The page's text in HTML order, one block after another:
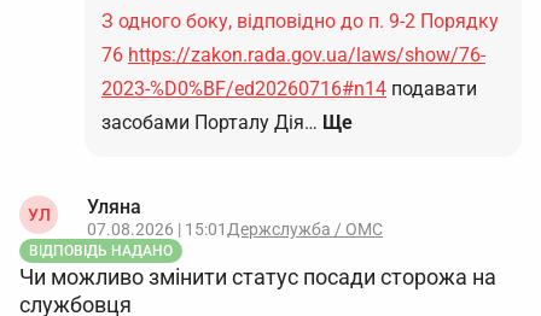
З одного боку, відповідно до п. 9-2 Порядку
76 https://zakon.rada.gov.ua/laws/show/76-
2023-%D0%BF/ed20260716#n14 подавати
засобами Порталу Дія… Ще
УЛ Уляна
07.08.2026 | 15:01 Держслужба / ОМС
ВІДПОВІДЬ НАДАНО
Чи можливо змінити статус посади сторожа на
службовця